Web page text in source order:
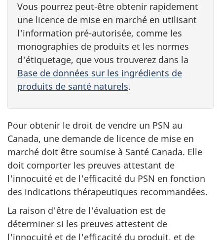
Vous pourrez peut-être obtenir rapidement
une licence de mise en marché en utilisant
l'information pré-autorisée, comme les
monographies de produits et les normes
d'étiquetage, que vous trouverez dans la
Base de données sur les ingrédients de
produits de santé naturels.
Pour obtenir le droit de vendre un PSN au
Canada, une demande de licence de mise en
marché doit être soumise à Santé Canada. Elle
doit comporter les preuves attestant de
l'innocuité et de l'efficacité du PSN en fonction
des indications thérapeutiques recommandées.
La raison d'être de l'évaluation est de
déterminer si les preuves attestent de
l'innocuité et de l'efficacité du produit, et de